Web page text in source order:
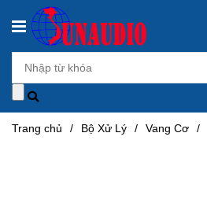
Trang chủ / Bộ Xử Lý / Vang Cơ /